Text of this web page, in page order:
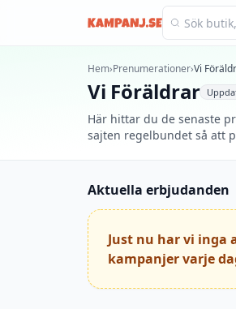
Hem›Prenumerationer›Vi
Vi Föräldrar
Här hittar du de senaste
sajten regelbundet så att
Aktuella erbjudanden
Just nu har vi inga
kampanjer varje